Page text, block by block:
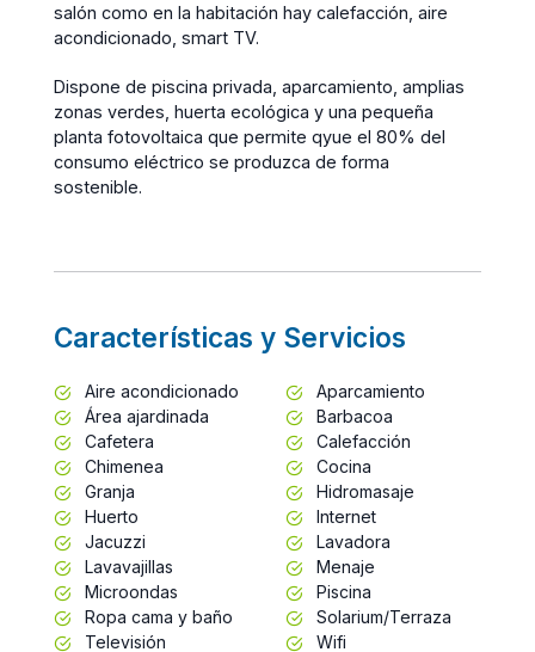
salón como en la habitación hay calefacción, aire
acondicionado, smart TV.
Dispone de piscina privada, aparcamiento, amplias
zonas verdes, huerta ecológica y una pequeña
planta fotovoltaica que permite qyue el 80% del
consumo eléctrico se produzca de forma
sostenible.
Características y Servicios
Aire acondicionado
Aparcamiento
Área ajardinada
Barbacoa
Cafetera
Calefacción
Chimenea
Cocina
Granja
Hidromasaje
Huerto
Internet
Jacuzzi
Lavadora
Lavavajillas
Menaje
Microondas
Piscina
Ropa cama y baño
Solarium/Terraza
Televisión
Wifi